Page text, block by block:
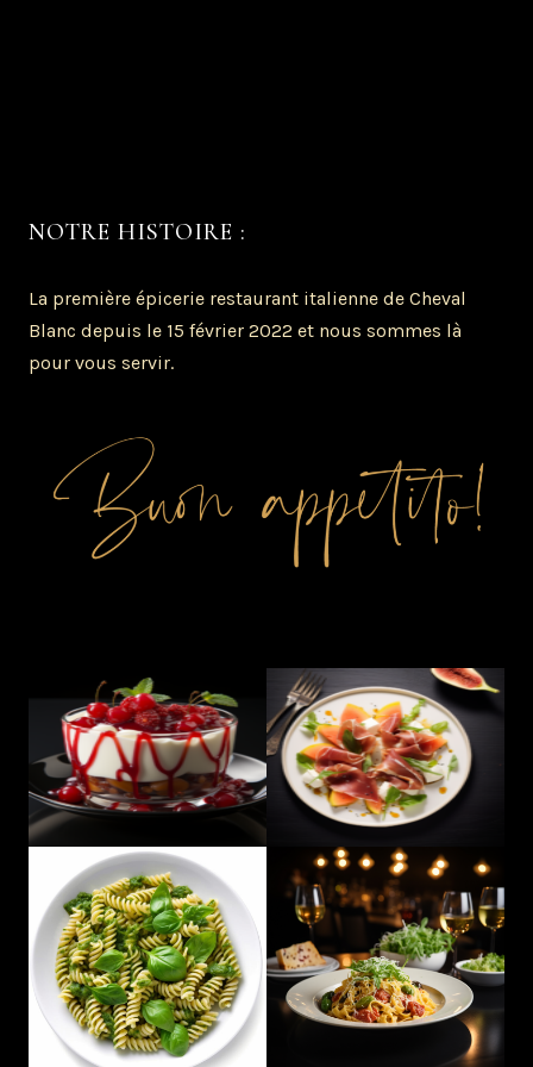
NOTRE HISTOIRE :
La première épicerie restaurant italienne de Cheval
Blanc depuis le 15 février 2022 et nous sommes là
pour vous servir.